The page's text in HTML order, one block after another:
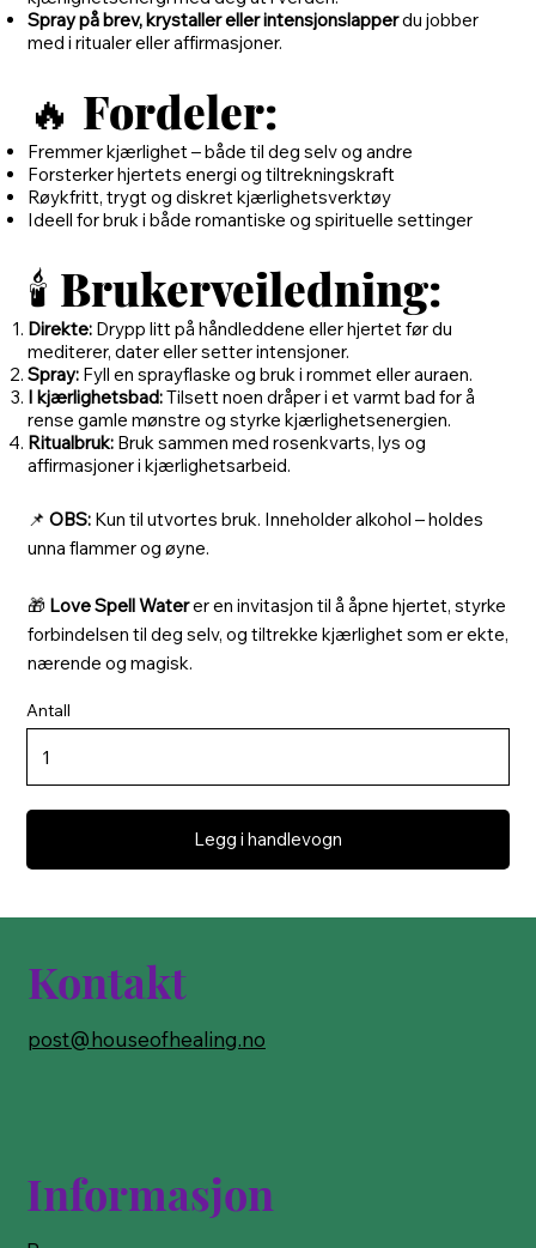
Spray på brev, krystaller eller intensjonslapperdu jobber
med i ritualer eller affirmasjoner.
🔥 Fordeler:
Fremmer kjærlighet – både til deg selv og andre
Forsterker hjertets energi og tiltrekningskraft
Røykfritt, trygt og diskret kjærlighetsverktøy
Ideell for bruk i både romantiske og spirituelle settinger
🕯️ Brukerveiledning:
Direkte:Drypp litt på håndleddene eller hjertet før du
mediterer, dater eller setter intensjoner.
Spray:Fyll en sprayflaske og bruk i rommet eller auraen.
I kjærlighetsbad:Tilsett noen dråper i et varmt bad for å
rense gamle mønstre og styrke kjærlighetsenergien.
Ritualbruk:Bruk sammen med rosenkvarts, lys og
affirmasjoner i kjærlighetsarbeid.
📌 OBS:Kun til utvortes bruk. Inneholder alkohol – holdes
unna flammer og øyne.
🎁 Love Spell Waterer en invitasjon til å åpne hjertet, styrke
forbindelsen til deg selv, og tiltrekke kjærlighet som er ekte,
nærende og magisk.
Antall
Legg i handlevogn
Kontakt
post@houseofhealing.no
Informasjon